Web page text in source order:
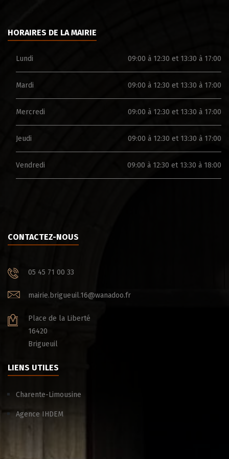
HORAIRES DE LA MAIRIE
Lundi 09:00 à 12:30 et 13:30 à 17:00
Mardi 09:00 à 12:30 et 13:30 à 17:00
Mercredi 09:00 à 12:30 et 13:30 à 17:00
Jeudi 09:00 à 12:30 et 13:30 à 17:00
Vendredi 09:00 à 12:30 et 13:30 à 18:00
CONTACTEZ-NOUS
05 45 71 00 33
mairie.brigueuil.16@wanadoo.fr
Place de la Liberté
16420
Brigueuil
LIENS UTILES
Charente-Limousine
Agence IHDEM